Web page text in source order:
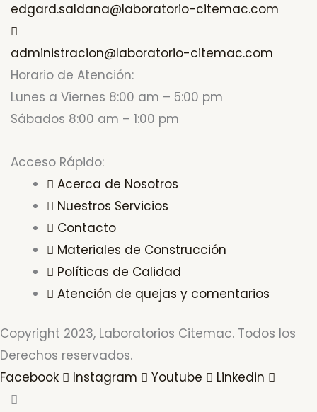
edgard.saldana@laboratorio-citemac.com
administracion@laboratorio-citemac.com
Horario de Atención:
Lunes a Viernes 8:00 am – 5:00 pm
Sábados 8:00 am – 1:00 pm
Acceso Rápido:
Acerca de Nosotros
Nuestros Servicios
Contacto
Materiales de Construcción
Políticas de Calidad
Atención de quejas y comentarios
Copyright 2023, Laboratorios Citemac. Todos los
Derechos reservados.
Facebook
Instagram Youtube Linkedin